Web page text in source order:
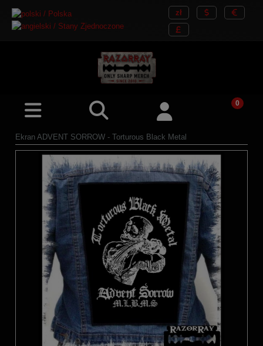
Ekran ADVENT SORROW - Torturous Black Metal